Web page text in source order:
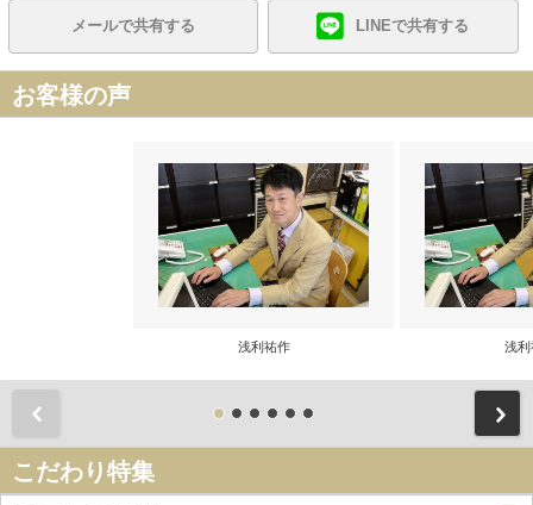
メールで共有する LINEで共有する
お客様の声
浅利祐作 浅利
こだわり特集